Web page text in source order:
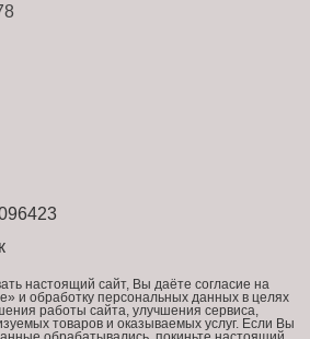
настоящий сайт, Вы даёте согласие на
и обработку персональных данных в целях
работы сайта, улучшения сервиса,
товаров и оказываемых услуг. Если Вы